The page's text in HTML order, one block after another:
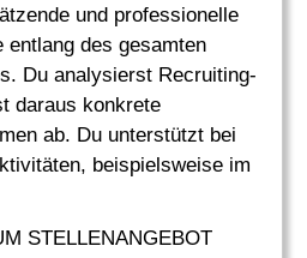
und professionelle
entlang des gesamten
Du analysierst Recruiting-
daraus konkrete
ab. Du unterstützt bei
beispielsweise im
STELLENANGEBOT